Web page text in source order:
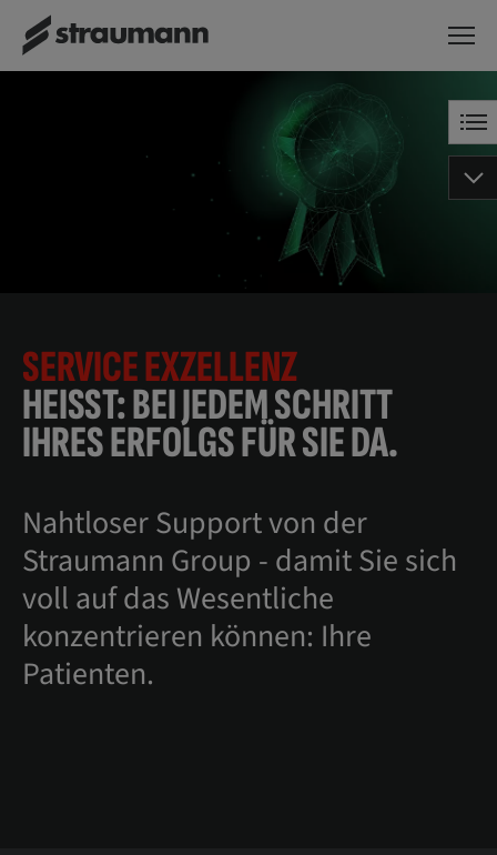
SERVICE EXZELLENZ
HEISST: BEI JEDEM SCHRITT I
HRES ERFOLGS FÜR SIE DA.
Nahtloser Support von der
Straumann Group - damit Sie sich
voll auf das Wesentliche
konzentrieren können: Ihre
Patienten.